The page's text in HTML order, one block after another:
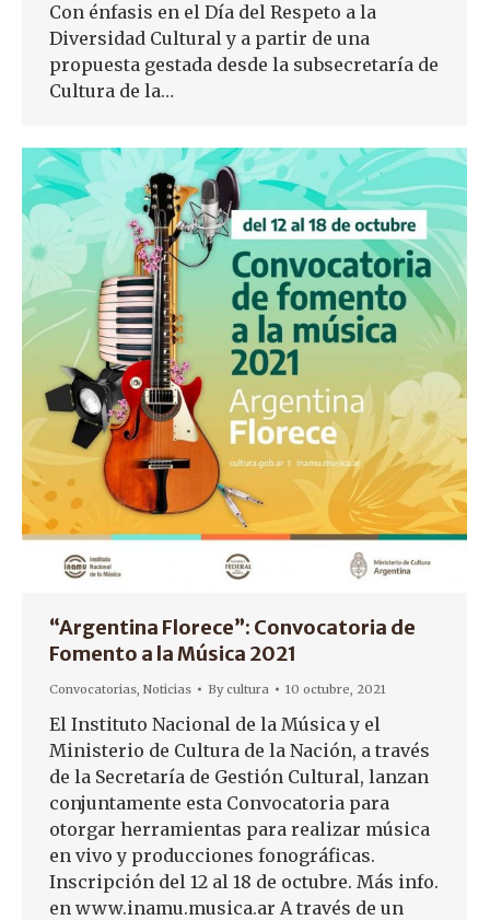
Con énfasis en el Día del Respeto a la
Diversidad Cultural y a partir de una
propuesta gestada desde la subsecretaría de
Cultura de la…
“Argentina Florece”: Convocatoria de
Fomento a la Música 2021
Convocatorias, Noticias Bycultura 10 octubre, 2021
El Instituto Nacional de la Música y el
Ministerio de Cultura de la Nación, a través
de la Secretaría de Gestión Cultural, lanzan
conjuntamente esta Convocatoria para
otorgar herramientas para realizar música
en vivo y producciones fonográficas.
Inscripción del 12 al 18 de octubre. Más info.
en www.inamu.musica.ar A través de un